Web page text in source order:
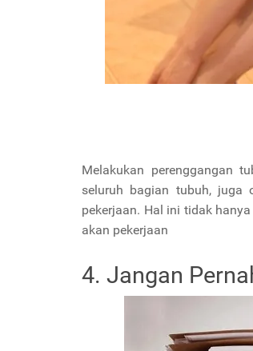
Melakukan perenggangan
seluruh bagian tubuh, juga
pekerjaan. Hal ini tidak
akan pekerjaan
4. Jangan